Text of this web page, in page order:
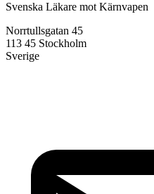
Svenska Läkare mot Kärnvapen
Norrtullsgatan 45
113 45 Stockholm
Sverige